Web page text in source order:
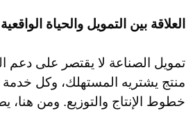
العلاقة بين التمويل والحياة
تمويل الصناعة لا يقتصر على دعم
منتج يشتريه المستهلك، وكل
خطوط الإنتاج والتوزيع. ومن هنا،